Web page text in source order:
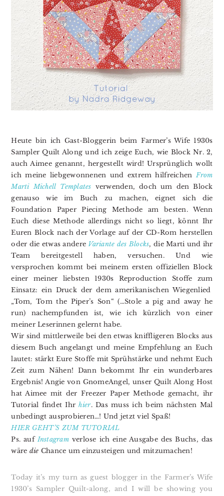
Heute bin ich Gast-Bloggerin beim Farmer’s Wife 1930s
Sampler Quilt Along und ich zeige Euch, wie Block Nr. 2,
auch Aimee genannt, hergestellt wird! Ursprünglich wollt
ich meine liebgewonnenen und extrem hilfreichenFrom
Marti Michell Templates verwenden, doch um den Block
genauso wie im Buch zu machen, eignet sich die
Foundation Paper Piecing Methode am besten. Wenn
Euch diese Methode allerdings nicht so liegt, könnt Ihr
Euren Block nach der Vorlage auf der CD-Rom herstellen
oder die etwas andere Variante des Blocks, die Marti und ihr
Team bereitgestell haben, versuchen. Und wie
versprochen kommt bei meinem ersten offiziellen Block
einer meiner liebsten 1930s Reproduction Stoffe zum
Einsatz: ein Druck der dem amerikanischen Wiegenlied
„Tom, Tom the Piper’s Son“ (…Stole a pig and away he
run) nachempfunden ist, wie ich kürzlich von einer
meiner Leserinnen gelernt habe.
Wir sind mittlerweile bei den etwas kniffligeren Blocks aus
diesem Buch angelangt und meine Empfehlung an Euch
lautet: stärkt Eure Stoffe mit Sprühstärke und nehmt Euch
Zeit zum Nähen! Dann bekommt Ihr ein wunderbares
Ergebnis! Angie von GnomeAngel, unser Quilt Along Host
hat Aimee mit der Freezer Paper Methode gemacht, ihr
Tutorial findet Ihrhier. Das muss ich beim nächsten Mal
unbedingt ausprobieren…! Und jetzt viel Spaß!
HIER GEHT’S ZUM TUTORIAL
Ps. aufInstagram verlose ich eine Ausgabe des Buchs, das
wäre die Chance um einzusteigen und mitzumachen!
Today it’s my turn as guest blogger in the Farmer’s Wife
1930’s Sampler Quilt-along, and I will be showing you